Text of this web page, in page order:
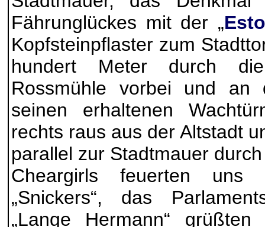
Fährunglückes mit der „
Kopfsteinpflaster zum
hundert Meter durch
Rossmühle vorbei und an
seinen erhaltenen
rechts raus aus der Altstadt
parallel zur Stadtmauer
Cheargirls feuerten
„Snickers“, das
„Lange Hermann“